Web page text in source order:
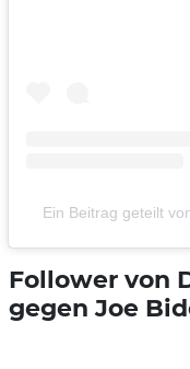
Ein Beitrag geteilt
Follower von
gegen Joe